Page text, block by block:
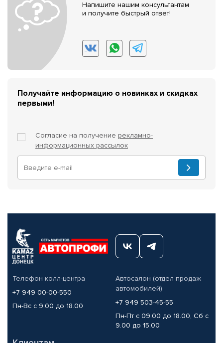
Напишите нашим консультантам
и получите быстрый ответ!
Получайте информацию о новинках и скидках
первыми!
Согласие на получение рекламно-
информационных рассылок
Телефон колл-центра
+7 949 00-00-550
Пн-Вс с 9.00 до 18.00
Автосалон (отдел продаж
автомобилей)
+7 949 503-45-55
Пн-Пт с 09.00 до 18.00, Сб с
9.00 до 15.00